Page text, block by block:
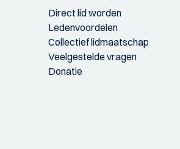
Direct lid worden
Ledenvoordelen
Collectief lidmaatschap
Veelgestelde vragen
Donatie